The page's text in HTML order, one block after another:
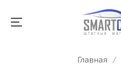
Главная